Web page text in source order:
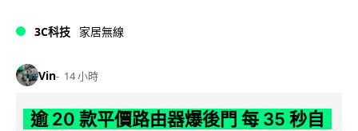
3C科技 家居無線
Vin 14 小時
逾 20 款平價路由器爆後門 每 35 秒自